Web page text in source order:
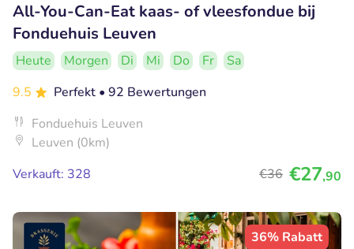
All-You-Can-Eat kaas- of vleesfondue bij
Fonduehuis Leuven
Heute Morgen Di Mi Do Fr
Sa
9.5
Perfekt • 92 Bewertungen
Fonduehuis Leuven
Leuven (0km)
Verkauft: 328
€36 €27,90
36% Rabatt